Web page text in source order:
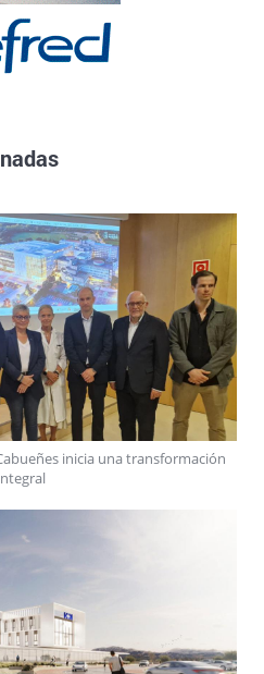
inicia una transformación